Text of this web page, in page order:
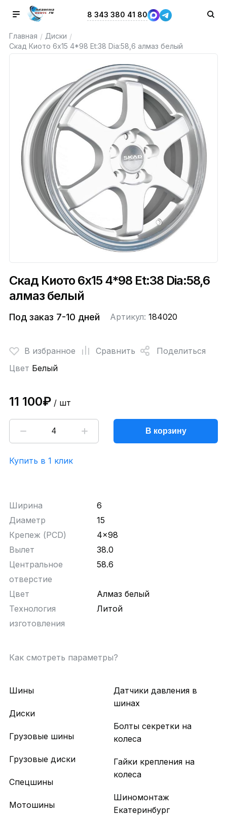
8 343 380 41 80
Главная / Диски /
Скад Киото 6x15 4*98 Et:38 Dia:58,6 алмаз белый
Скад Киото 6x15 4*98 Et:38 Dia:58,6
алмаз белый
Под заказ 7-10 дней Артикул: 184020
В избранное Сравнить
Поделиться
Цвет Белый
11 100₽/ шт
В корзину
Купить в 1 клик
Ширина
6
Диаметр
15
Крепеж (PCD)
4x98
Вылет
38.0
Центральное
отверстие
58.6
Цвет
Алмаз белый
Технология
изготовления
Литой
Как смотреть параметры?
Шины
Диски
Грузовые шины
Грузовые диски
Спецшины
Мотошины
Датчики давления в
шинах
Болты секретки на
колеса
Гайки крепления на
колеса
Шиномонтаж
Екатеринбург